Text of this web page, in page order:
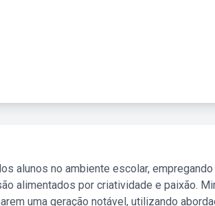
alunos no ambiente escolar, empregando
alimentados por criatividade e paixão.
uma geração notável, utilizando